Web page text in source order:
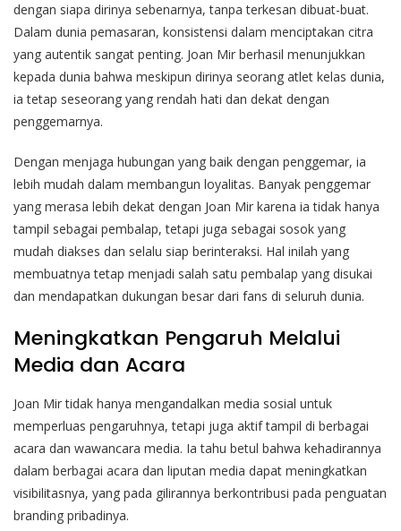
dengan siapa dirinya sebenarnya, tanpa terkesan dibuat-buat.
Dalam dunia pemasaran, konsistensi dalam menciptakan citra
yang autentik sangat penting. Joan Mir berhasil menunjukkan
kepada dunia bahwa meskipun dirinya seorang atlet kelas dunia,
ia tetap seseorang yang rendah hati dan dekat dengan
penggemarnya.
Dengan menjaga hubungan yang baik dengan penggemar, ia
lebih mudah dalam membangun loyalitas. Banyak penggemar
yang merasa lebih dekat dengan Joan Mir karena ia tidak hanya
tampil sebagai pembalap, tetapi juga sebagai sosok yang
mudah diakses dan selalu siap berinteraksi. Hal inilah yang
membuatnya tetap menjadi salah satu pembalap yang disukai
dan mendapatkan dukungan besar dari fans di seluruh dunia.
Meningkatkan Pengaruh Melalui
Media dan Acara
Joan Mir tidak hanya mengandalkan media sosial untuk
memperluas pengaruhnya, tetapi juga aktif tampil di berbagai
acara dan wawancara media. Ia tahu betul bahwa kehadirannya
dalam berbagai acara dan liputan media dapat meningkatkan
visibilitasnya, yang pada gilirannya berkontribusi pada penguatan
branding pribadinya.